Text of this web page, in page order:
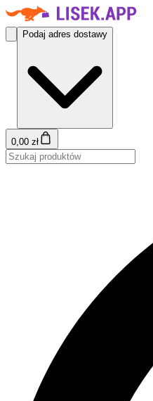
Podaj adres dostawy
0,00 zł